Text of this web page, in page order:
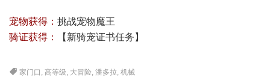
宠物获得： 挑战宠物魔王
骑证获得：
【 新骑宠证书任务 】
家门口 ,高等级, 大冒险,潘多拉,机械